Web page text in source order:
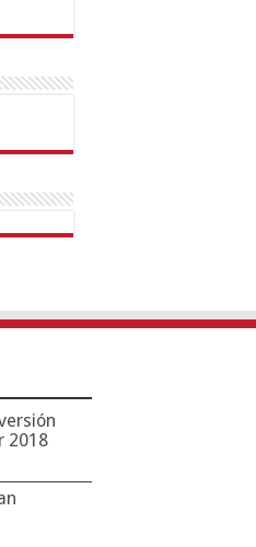
Tipobet
2018